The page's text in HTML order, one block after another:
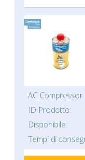
AC Compressor
ID Prodotto:
Disponibile:
Tempi di